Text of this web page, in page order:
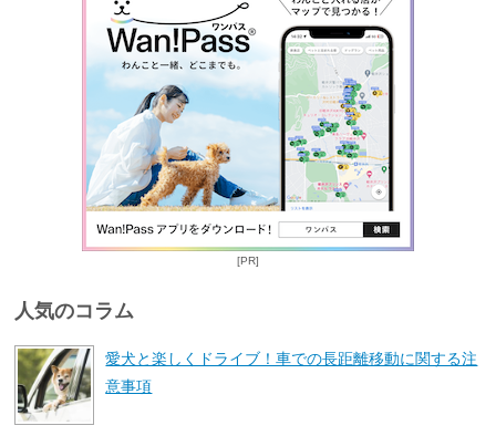
[PR]
人気のコラム
愛犬と楽しくドライブ！車での長距離移動に関する注
意事項